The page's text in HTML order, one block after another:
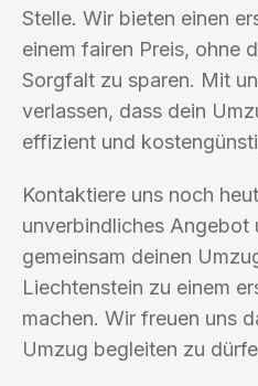
Stelle. Wir bieten einen
einem fairen Preis, ohne
Sorgfalt zu sparen. Mit
verlassen, dass dein
effizient und
Kontaktiere uns noch
unverbindliches Angebot
gemeinsam deinen
Liechtenstein zu einem
machen. Wir freuen uns
Umzug begleiten zu